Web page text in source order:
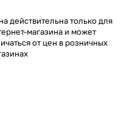
действительна только для
магазина и может
от цен в розничных